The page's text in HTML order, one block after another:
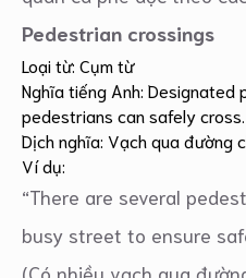
Pedestrian crossings
Loại từ: Cụm từ
Nghĩa tiếng Anh: Designated
pedestrians can safely cross.
Dịch nghĩa: Vạch qua đường
Ví dụ:
“There are several
busy street to ensure
(Có nhiều vạch qua